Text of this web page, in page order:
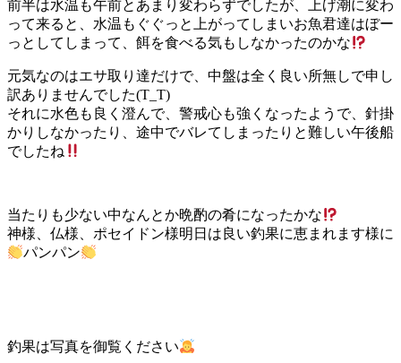
前半は水温も午前とあまり変わらずでしたが、上げ潮に変わ
って来ると、水温もぐぐっと上がってしまいお魚君達はぼー
っとしてしまって、餌を食べる気もしなかったのかな
元気なのはエサ取り達だけで、中盤は全く良い所無しで申し
訳ありませんでした(T_T)
それに水色も良く澄んで、警戒心も強くなったようで、針掛
かりしなかったり、途中でバレてしまったりと難しい午後船
でしたね
当たりも少ない中なんとか晩酌の肴になったかな
神様、仏様、ポセイドン様明日は良い釣果に恵まれます様に
パンパン
釣果は写真を御覧ください